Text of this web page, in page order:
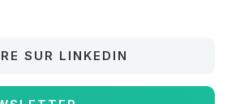
SUR LINKEDIN